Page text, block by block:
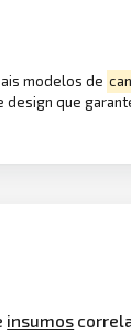
modelos de
que
insumos